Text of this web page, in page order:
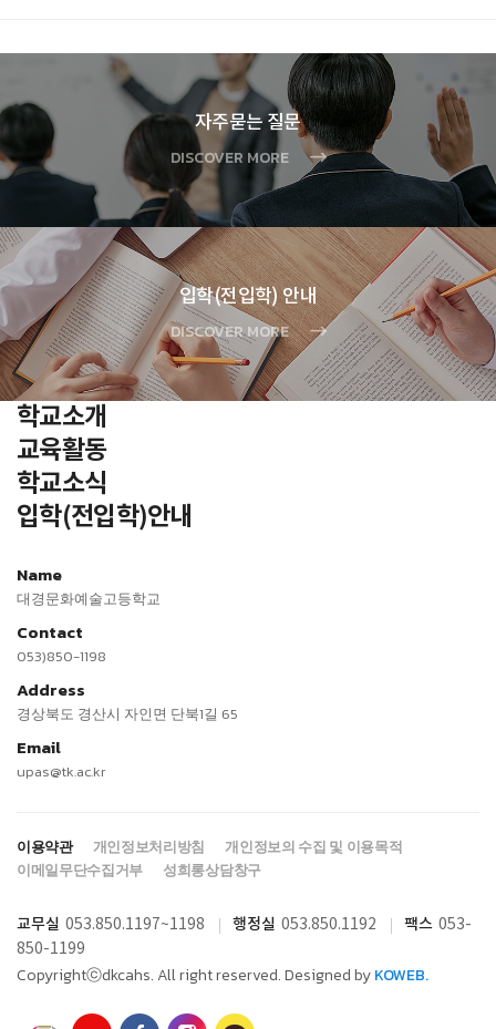
자주묻는 질문
DISCOVER MORE
입학(전입학) 안내
DISCOVER MORE
학교소개
교육활동
학교소식
입학(전입학)안내
Name
대경문화예술고등학교
Contact
053)850-1198
Address
경상북도 경산시 자인면 단북1길 65
Email
upas@tk.ac.kr
이용약관 개인정보처리방침
개인정보의 수집 및 이용목적
이메일무단수집거부
성희롱상담창구
교무실 053.850.1197~1198 행정실 053.850.1192 팩스 053-
850-1199
Copyrightⓒdkcahs. All right reserved. Designed byKOWEB.